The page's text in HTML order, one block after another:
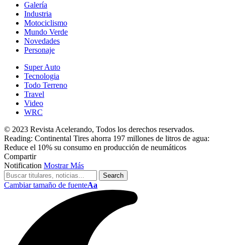
Galería
Industria
Motociclismo
Mundo Verde
Novedades
Personaje
Super Auto
Tecnologia
Todo Terreno
Travel
Video
WRC
© 2023 Revista Acelerando, Todos los derechos reservados.
Reading: Continental Tires ahorra 197 millones de litros de agua:
Reduce el 10% su consumo en producción de neumáticos
Compartir
Notification Mostrar Más
Cambiar tamaño de fuenteAa